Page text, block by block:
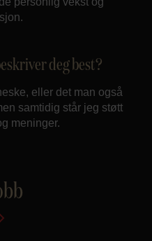
deg best?
eller det man også
samtidig står jeg støtt
meninger.